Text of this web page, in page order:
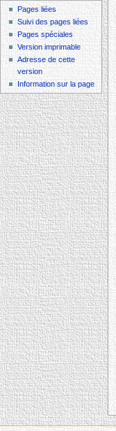
Pages liées
Suivi des pages liées
Pages spéciales
Version imprimable
Adresse de cette
version
Information sur la page